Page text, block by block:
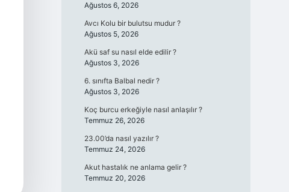
Ağustos 6, 2026
Avcı Kolu bir bulutsu mudur ?
Ağustos 5, 2026
Akü saf su nasıl elde edilir ?
Ağustos 3, 2026
6. sınıfta Balbal nedir ?
Ağustos 3, 2026
Koç burcu erkeğiyle nasıl anlaşılır ?
Temmuz 26, 2026
23.00’da nasıl yazılır ?
Temmuz 24, 2026
Akut hastalık ne anlama gelir ?
Temmuz 20, 2026